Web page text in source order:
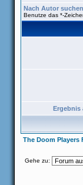
Nach Autor
Benutze das *-
Ergebnis
The Doom Players
Gehe zu: